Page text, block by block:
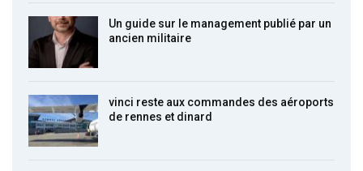
Un guide sur le management publié par un
ancien militaire
vinci reste aux commandes des aéroports
de rennes et dinard